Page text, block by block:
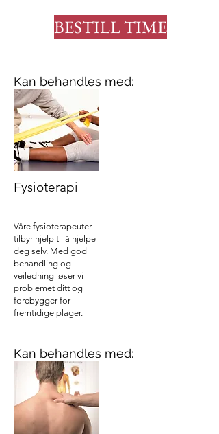
BESTILL TIME
Kan behandles med:
Fysioterapi
Våre fysioterapeuter
tilbyr hjelp til å hjelpe
deg selv. Med god
behandling og
veiledning løser vi
problemet ditt og
forebygger for
fremtidige plager.
Kan behandles med: